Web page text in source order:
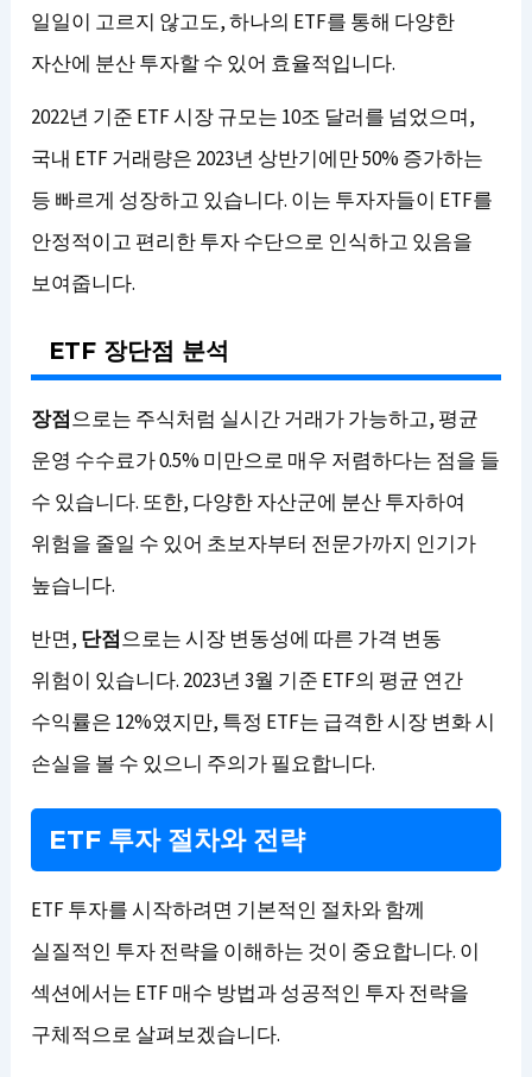
일일이 고르지 않고도, 하나의 ETF를 통해 다양한
자산에 분산 투자할 수 있어 효율적입니다.
2022년 기준 ETF 시장 규모는 10조 달러를 넘었으며,
국내 ETF 거래량은 2023년 상반기에만 50% 증가하는
등 빠르게 성장하고 있습니다. 이는 투자자들이 ETF를
안정적이고 편리한 투자 수단으로 인식하고 있음을
보여줍니다.
ETF 장단점 분석
장점으로는 주식처럼 실시간 거래가 가능하고, 평균
운영 수수료가 0.5% 미만으로 매우 저렴하다는 점을 들
수 있습니다. 또한, 다양한 자산군에 분산 투자하여
위험을 줄일 수 있어 초보자부터 전문가까지 인기가
높습니다.
반면, 단점으로는 시장 변동성에 따른 가격 변동
위험이 있습니다. 2023년 3월 기준 ETF의 평균 연간
수익률은 12%였지만, 특정 ETF는 급격한 시장 변화 시
손실을 볼 수 있으니 주의가 필요합니다.
ETF 투자 절차와 전략
ETF 투자를 시작하려면 기본적인 절차와 함께
실질적인 투자 전략을 이해하는 것이 중요합니다. 이
섹션에서는 ETF 매수 방법과 성공적인 투자 전략을
구체적으로 살펴보겠습니다.